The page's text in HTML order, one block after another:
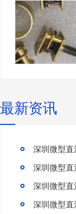
最新资讯